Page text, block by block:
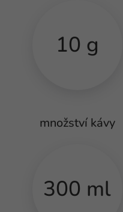
10 g
množství kávy
300 ml